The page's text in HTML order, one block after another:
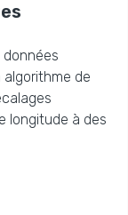
données
de
longitude à des